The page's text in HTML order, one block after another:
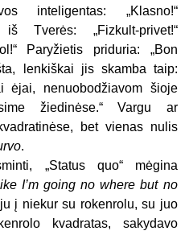
inteligentas: „Klasno!“
Tverės: „Fizkult-privet!“
Paryžietis priduria: „Bon
lenkiškai jis skamba taip:
ėjai, nenuobodžiavom šioje
žiedinėse.“ Vargu ar
bet vienas nulis
.
„Status quo“ mėgina
I’m going no where but no
į niekur su rokenrolu, su juo
kvadratas, sakydavo